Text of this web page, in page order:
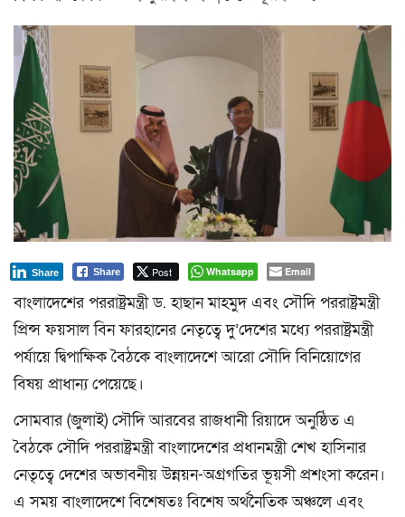
a
t
i
o
Share Post
Share Whatsapp Email
বাংলাদেশের পররাষ্ট্রমন্ত্রী ড. হাছান মাহমুদ এবং সৌদি পররাষ্ট্রমন্ত্রী
প্রিন্স ফয়সাল বিন ফারহানের নেতৃত্বে দু’দেশের মধ্যে পররাষ্ট্রমন্ত্রী
পর্যায়ে দ্বিপাক্ষিক বৈঠকে বাংলাদেশে আরো সৌদি বিনিয়োগের
বিষয় প্রাধান্য পেয়েছে।
সোমবার (জুলাই) সৌদি আরবের রাজধানী রিয়াদে অনুষ্ঠিত এ
বৈঠকে সৌদি পররাষ্ট্রমন্ত্রী বাংলাদেশের প্রধানমন্ত্রী শেখ হাসিনার
নেতৃত্বে দেশের অভাবনীয় উন্নয়ন-অগ্রগতির ভূয়সী প্রশংসা করেন।
এ সময় বাংলাদেশে বিশেষতঃ বিশেষ অর্থনৈতিক অঞ্চলে এবং